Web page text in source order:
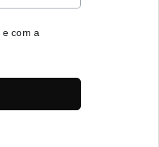
e com a